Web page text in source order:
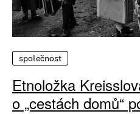
společnost
Etnoložka
o „cestách domů“